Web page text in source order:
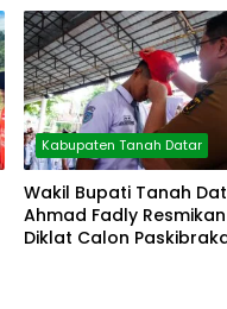
Kabupaten Tanah Datar
Wakil Bupati Tanah
Ahmad Fadly Resmikan
Diklat Calon